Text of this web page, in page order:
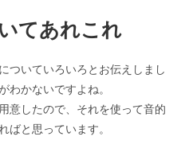
てあれこれ
ついていろいろとお伝えしまし
わかないですよね。
意したので、それを使って音的
ばと思っています。